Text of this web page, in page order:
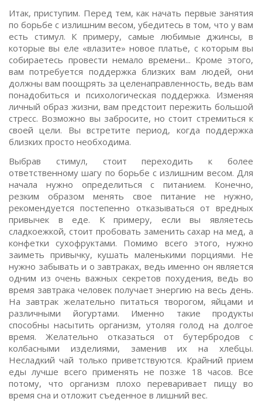
Итак, приступим. Перед тем, как начать первые занятия
по борьбе с излишним весом, убедитесь в том, что у вам
есть стимул. К примеру, самые любимые джинсы, в
которые вы еле «влазите» новое платье, с которым вы
собираетесь провести немало времени... Кроме этого,
вам потребуется поддержка близких вам людей, они
должны вам поощрять за целенаправленность, ведь вам
понадобиться и психологическая поддержка. Изменяя
личный образ жизни, вам предстоит пережить большой
стресс. Возможно вы забросите, но стоит стремиться к
своей цели. Вы встретите период, когда поддержка
близких просто необходима.
Выбрав стимул, стоит переходить к более
ответственному шагу по борьбе с излишним весом. Для
начала нужно определиться с питанием. Конечно,
резким образом менять свое питание не нужно,
рекомендуется постепенно отказываться от вредных
привычек в еде. К примеру, если вы являетесь
сладкоежкой, стоит пробовать заменить сахар на мед, а
конфетки сухофруктами. Помимо всего этого, нужно
заиметь привычку, кушать маленькими порциями. Не
нужно забывать и о завтраках, ведь именно он является
одним из очень важных секретов похудения, ведь во
время завтрака человек получает энергию на весь день.
На завтрак желательно питаться творогом, яйцами и
различными йогуртами. Именно такие продукты
способны насытить организм, утоляя голод на долгое
время. Желательно отказаться от бутербродов с
колбасными изделиями, заменив их на хлебцы.
Несладкий чай только приветствуются. Крайний прием
еды лучше всего применять не позже 18 часов. Все
потому, что организм плохо переваривает пищу во
время сна и отложит съеденное в лишний вес.